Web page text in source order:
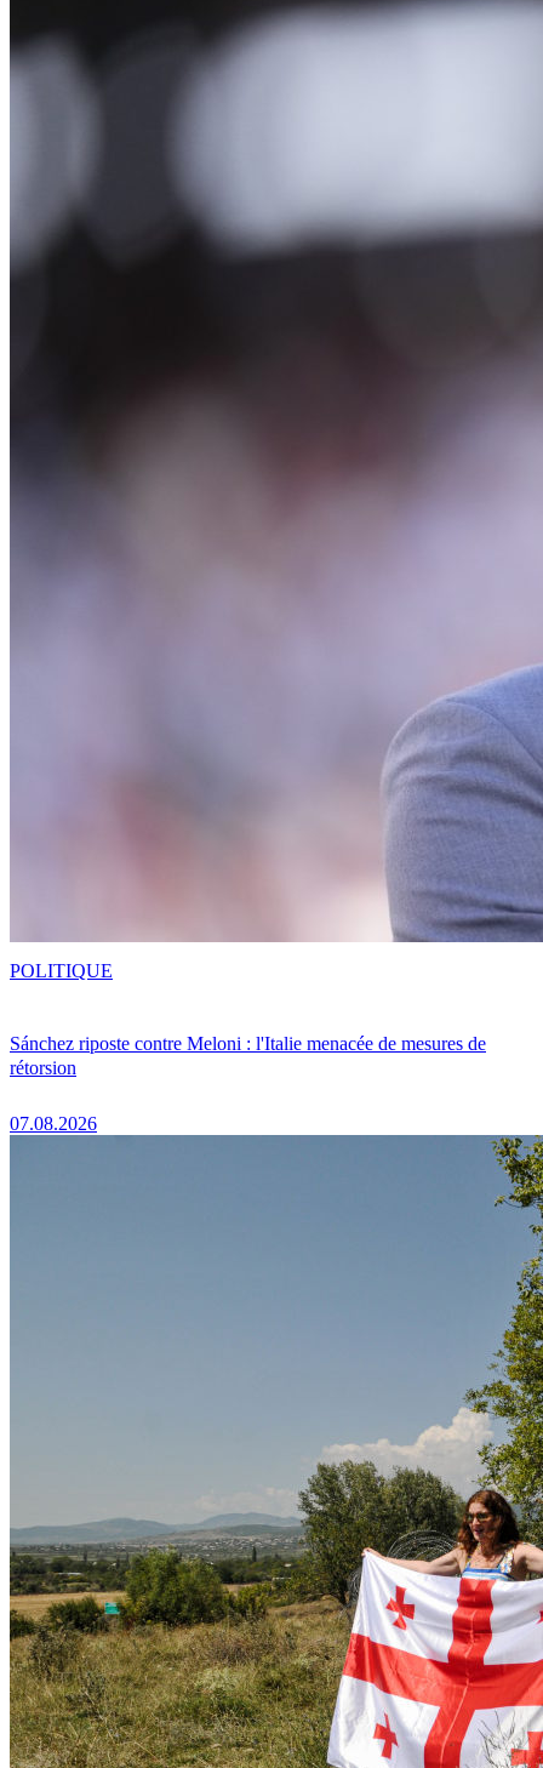
Sánchez riposte contre Meloni : l'Italie menacée de mesures de
rétorsion
07.08.2026
POLITIQUE